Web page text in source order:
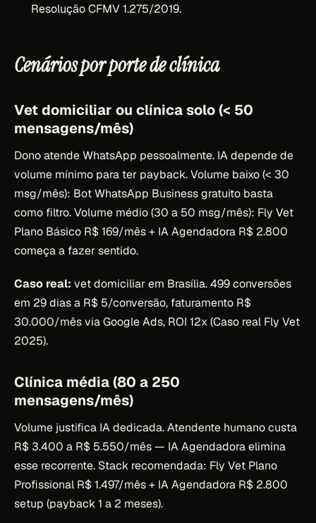
Resolução CFMV 1.275/2019.
Cenários por porte de clínica
Vet domiciliar ou clínica solo (< 50
mensagens/mês)
Dono atende WhatsApp pessoalmente. IA depende de
volume mínimo para ter payback. Volume baixo (< 30
msg/mês): Bot WhatsApp Business gratuito basta
como filtro. Volume médio (30 a 50 msg/mês): Fly Vet
Plano Básico R$ 169/mês + IA Agendadora R$ 2.800
começa a fazer sentido.
Caso real: vet domiciliar em Brasília. 499 conversões
em 29 dias a R$ 5/conversão, faturamento R$
30.000/mês via Google Ads, ROI 12x (Caso real Fly Vet
2025).
Clínica média (80 a 250
mensagens/mês)
Volume justifica IA dedicada. Atendente humano custa
R$ 3.400 a R$ 5.550/mês — IA Agendadora elimina
esse recorrente. Stack recomendada: Fly Vet Plano
Profissional R$ 1.497/mês + IA Agendadora R$ 2.800
setup (payback 1 a 2 meses).